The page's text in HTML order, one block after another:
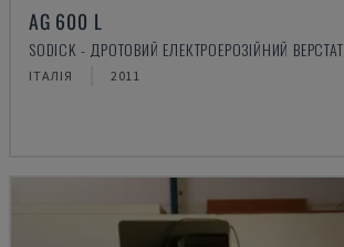
AG 600 L
SODICK - ДРОТОВИЙ ЕЛЕКТРОЕРОЗІЙНИЙ ВЕРСТАТ
ІТАЛІЯ 2011